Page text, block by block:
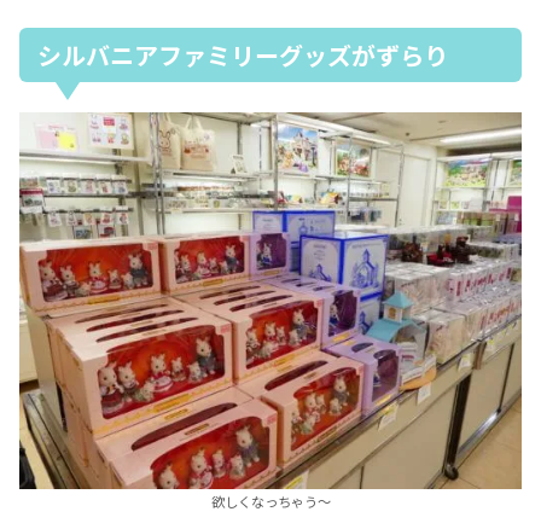
シルバニアファミリーグッズがずらり
欲しくなっちゃう～